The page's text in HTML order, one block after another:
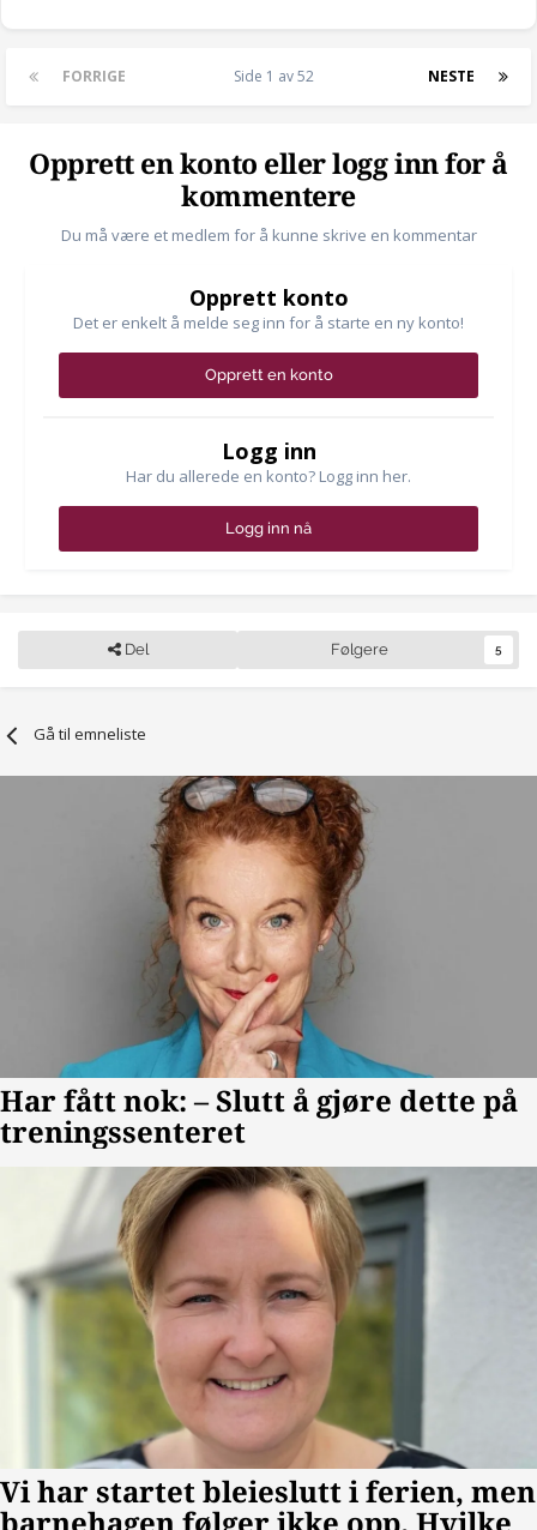
FORRIGE NESTE
Side 1 av 52
Opprett en konto eller logg inn for å
kommentere
Du må være et medlem for å kunne skrive en kommentar
Opprett konto
Det er enkelt å melde seg inn for å starte en ny konto!
Opprett en konto
Logg inn
Har du allerede en konto? Logg inn her.
Logg inn nå
Del Følgere 5
Gå til emneliste